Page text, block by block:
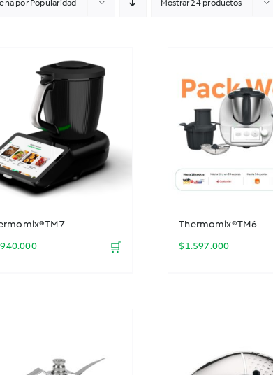
porPopularidad Mostrar24 productos
TM7
🛒
Thermomix® TM6
$1.597.000